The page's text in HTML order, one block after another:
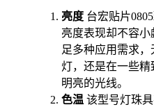
亮度 台宏贴片
亮度表现却不容
足多种应用需求
灯，还是在一些
明亮的光线。
色温 该型号灯珠